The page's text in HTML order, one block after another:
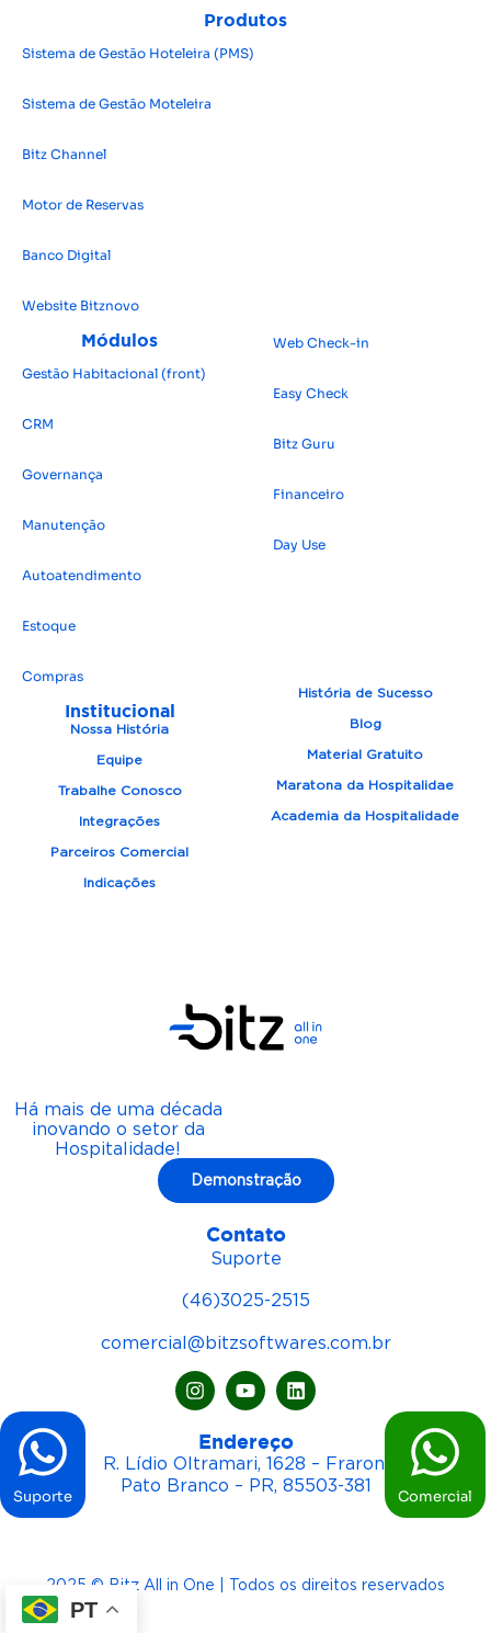
PT
Suporte Comercial
Produtos
Sistema de Gestão Hoteleira (PMS)
Sistema de Gestão Moteleira
Bitz Channel
Motor de Reservas
Banco Digital
Website Bitznovo
Módulos
Gestão Habitacional (front)
CRM
Governança
Manutenção
Autoatendimento
Estoque
Compras
Web Check-in
Easy Check
Bitz Guru
Financeiro
Day Use
Institucional
Nossa História
Equipe
Trabalhe Conosco
Integrações
Parceiros Comercial
Indicações
História de Sucesso
Blog
Material Gratuito
Maratona da Hospitalidae
Academia da Hospitalidade
Há mais de uma década
inovando o setor da
Hospitalidade!
Demonstração
Contato
Suporte
(46)3025-2515
comercial@bitzsoftwares.com.br
Endereço
R. Lídio Oltramari, 1628 – Fraron,
Pato Branco – PR, 85503-381
2025 © Bitz All in One | Todos os direitos reservados